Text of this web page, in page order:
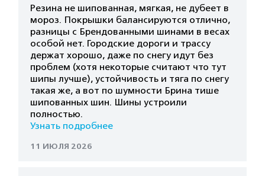
Резина не шипованная, мягкая, не дубеет в
мороз. Покрышки балансируются отлично,
разницы с Брендованными шинами в весах
особой нет. Городские дороги и трассу
держат хорошо, даже по снегу идут без
проблем (хотя некоторые считают что тут
шипы лучше), устойчивость и тяга по снегу
такая же, а вот по шумности Брина тише
шипованных шин. Шины устроили
полностью.
Узнать подробнее
11 ИЮЛЯ 2026